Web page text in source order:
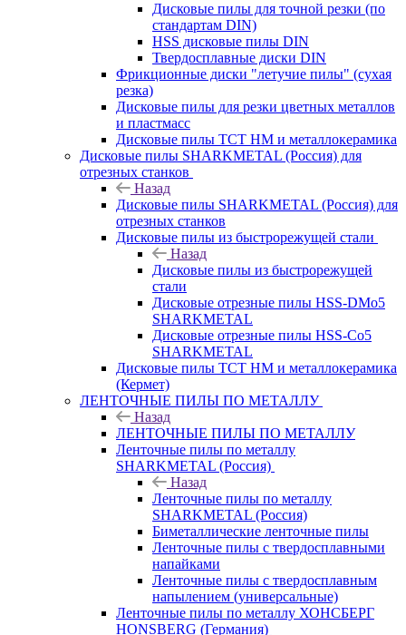
Дисковые пилы для точной резки (по
стандартам DIN)
HSS дисковые пилы DIN
Твердосплавные диски DIN
Фрикционные диски "летучие пилы" (сухая
резка)
Дисковые пилы для резки цветных металлов
и пластмасс
Дисковые пилы ТСТ НМ и металлокерамика
Дисковые пилы SHARKMETAL (Россия) для
отрезных станков
Назад
Дисковые пилы SHARKMETAL (Россия) для
отрезных станков
Дисковые пилы из быстрорежущей стали
Назад
Дисковые пилы из быстрорежущей
стали
Дисковые отрезные пилы HSS-DMo5
SHARKMETAL
Дисковые отрезные пилы HSS-Co5
SHARKMETAL
Дисковые пилы ТСТ НМ и металлокерамика
(Кермет)
ЛЕНТОЧНЫЕ ПИЛЫ ПО МЕТАЛЛУ
Назад
ЛЕНТОЧНЫЕ ПИЛЫ ПО МЕТАЛЛУ
Ленточные пилы по металлу
SHARKMETAL (Россия)
Назад
Ленточные пилы по металлу
SHARKMETAL (Россия)
Биметаллические ленточные пилы
Ленточные пилы с твердосплавными
напайками
Ленточные пилы с твердосплавным
напылением (универсальные)
Ленточные пилы по металлу ХОНСБЕРГ
HONSBERG (Германия)